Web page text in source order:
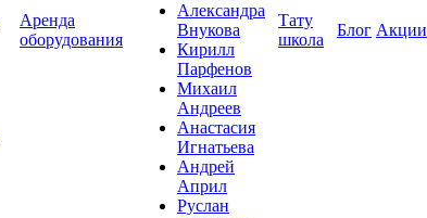
Аренда
оборудования
Александра
Внукова
Кирилл
Парфенов
Михаил
Андреев
Анастасия
Игнатьева
Андрей
Април
Руслан
Тату
школа
Блог Акции